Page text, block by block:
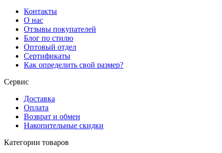
Контакты
О нас
Отзывы покупателей
Блог по стилю
Оптовый отдел
Сертификаты
Как определить свой размер?
Сервис
Доставка
Оплата
Возврат и обмен
Накопительные скидки
Категории товаров